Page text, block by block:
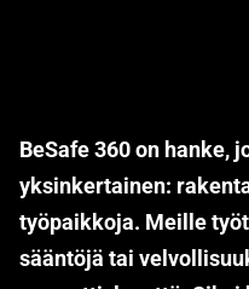
BeSafe 360 on hanke,
yksinkertainen:
työpaikkoja. Meille
sääntöjä tai